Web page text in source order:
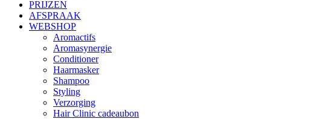
PRIJZEN
AFSPRAAK
WEBSHOP
Aromactifs
Aromasynergie
Conditioner
Haarmasker
Shampoo
Styling
Verzorging
Hair Clinic cadeaubon